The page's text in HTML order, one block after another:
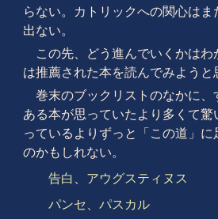
らない。カトリックへの関心は
出ない。
この先、どう進んでいくかは
は推薦された本を読んでみようと
巻末のブックリストのなかに、
ある本が思っていたより多くて驚
っているよりずっと「この道」に
のかもしれない。
告白
アウグスティヌス
パンセ、パスカル